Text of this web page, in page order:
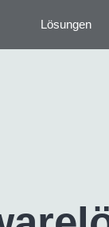
Lösungen